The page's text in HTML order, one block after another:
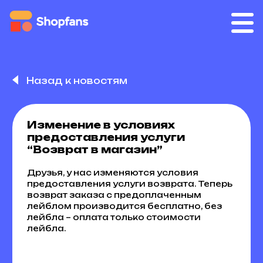
Назад к новостям
Изменение в условиях
предоставления услуги
“Возврат в магазин”
Друзья, у нас изменяются условия
предоставления услуги возврата. Теперь
возврат заказа с предоплаченным
лейблом производится бесплатно, без
лейбла – оплата только стоимости
лейбла.